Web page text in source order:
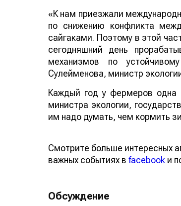
«К нам приезжали
по снижению конфликта
сайгаками. Поэтому в этой
сегодняшний день
механизмов по
Сулейменова, министр
Каждый год у фермеров одна
министра экологии,
им надо думать, чем кормить
Смотрите больше интересных
важных событиях в facebook и
Обсуждение